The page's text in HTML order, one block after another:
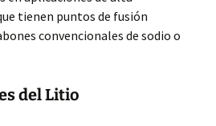
tienen puntos de fusión
convencionales de sodio o
del Litio